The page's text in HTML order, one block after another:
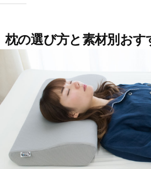
枕の選び方と素材別おす